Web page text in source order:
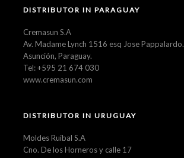
DISTRIBUTOR IN PARAGUAY
Cremasun S.A
Av. Madame Lynch 1516 esq Jose Pappalardo.
Asunción, Paraguay.
Tel: +595 21 674 030
www.cremasun.com
DISTRIBUTOR IN URUGUAY
Moldes Ruibal S.A
Cno. De los Horneros y calle 17